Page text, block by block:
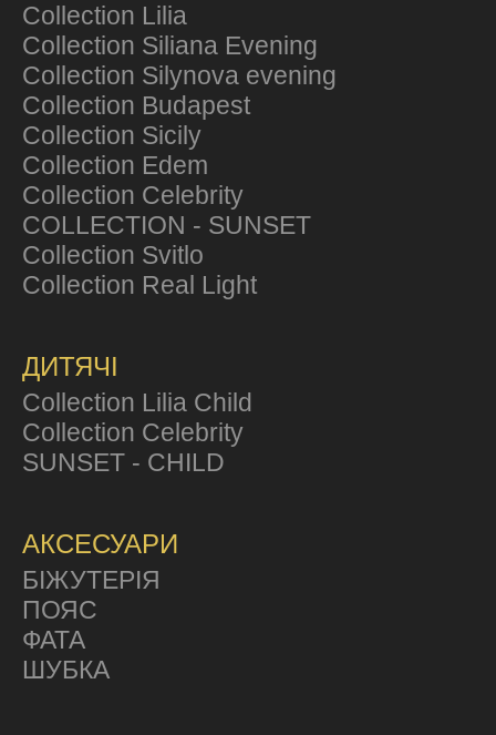
Collection Lilia
Collection Siliana Evening
Collection Silynova evening
Collection Budapest
Collection Sicily
Collection Edem
Collection Celebrity
COLLECTION - SUNSET
Collection Svitlo
Collection Real Light
ДИТЯЧІ
Collection Lilia Child
Collection Celebrity
SUNSET - CHILD
АКСЕСУАРИ
БІЖУТЕРІЯ
ПОЯС
ФАТА
ШУБКА